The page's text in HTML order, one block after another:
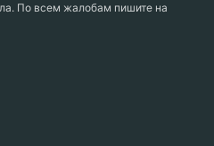
По всем жалобам пишите на